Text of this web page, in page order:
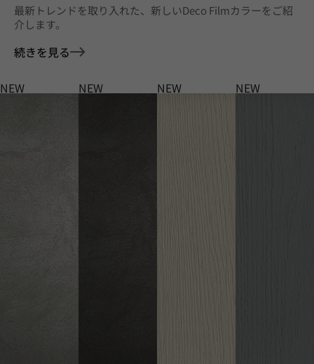
最新トレンドを取り入れた、新しいDeco Filmカラーをご紹
介します。
続きを見る
NEW NEW NEW NEW